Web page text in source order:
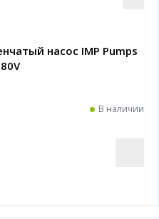
насос IMP Pumps
В наличии